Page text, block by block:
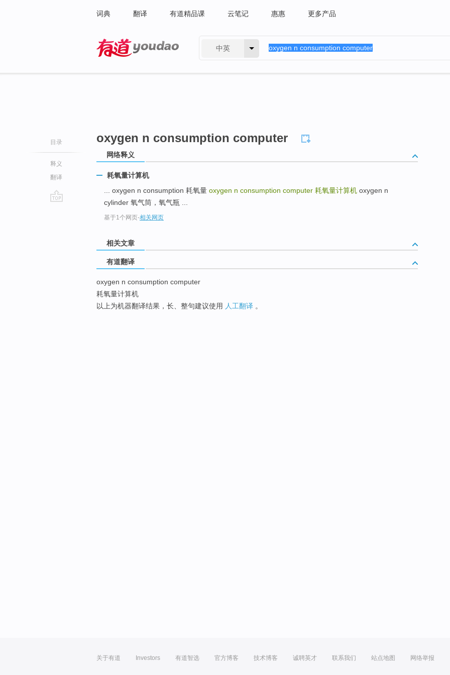
词典 翻译 有道精品课 云笔记 惠惠 更多产品
中英
目录
释义
翻译
oxygen n consumption computer
网络释义
耗氧量计算机
... oxygen n consumption 耗氧量 oxygen n consumption computer 耗氧量计算机 oxygen n
cylinder 氧气筒，氧气瓶 ...
基于1个网页-相关网页
相关文章
有道翻译
oxygen n consumption computer
耗氧量计算机
以上为机器翻译结果，长、整句建议使用 人工翻译 。
关于有道 Investors 有道智选 官方博客 技术博客 诚聘英才 联系我们 站点地图 网络举报